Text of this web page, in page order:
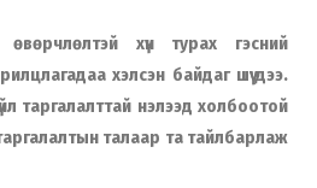
хүн турах гэсний
хэлсэн байдаг шүү дээ.
таргалалттай нэлээд холбоотой
талаар та тайлбарлаж